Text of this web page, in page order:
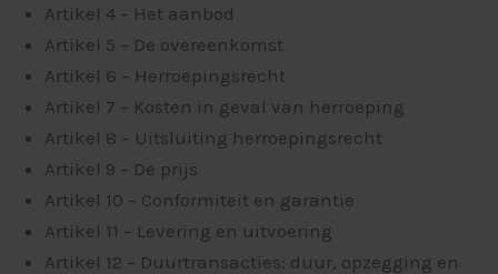
Artikel 4 – Het aanbod
Artikel 5 – De overeenkomst
Artikel 6 – Herroepingsrecht
Artikel 7 – Kosten in geval van herroeping
Artikel 8 – Uitsluiting herroepingsrecht
Artikel 9 – De prijs
Artikel 10 – Conformiteit en garantie
Artikel 11 – Levering en uitvoering
Artikel 12 – Duurtransacties: duur, opzegging en